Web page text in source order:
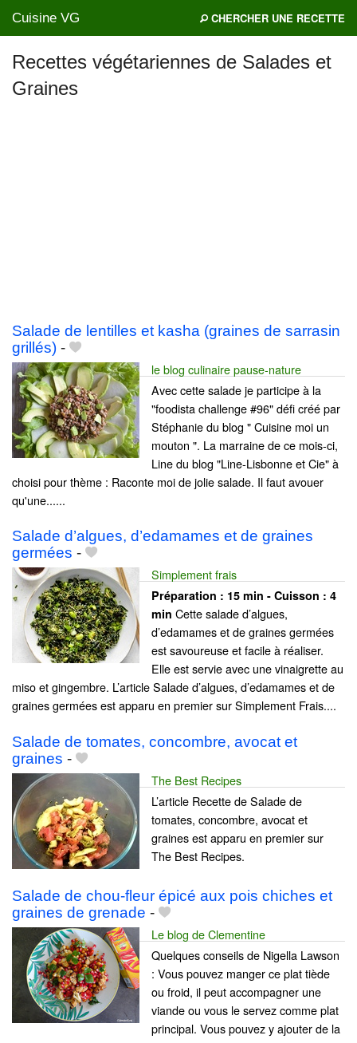
Cuisine VG CHERCHER UNE RECETTE
Recettes végétariennes de Salades et
Graines
Salade de lentilles et kasha (graines de sarrasin
grillés) -
le blog culinaire pause-nature
Avec cette salade je participe à la
"foodista challenge #96" défi créé par
Stéphanie du blog " Cuisine moi un
mouton ". La marraine de ce mois-ci,
Line du blog "Line-Lisbonne et Cie" à
choisi pour thème : Raconte moi de jolie salade. Il faut avouer
qu'une......
Salade d’algues, d’edamames et de graines
germées -
Simplement frais
Préparation : 15 min - Cuisson : 4
min Cette salade d’algues,
d’edamames et de graines germées
est savoureuse et facile à réaliser.
Elle est servie avec une vinaigrette au
miso et gingembre. L’article Salade d’algues, d’edamames et de
graines germées est apparu en premier sur Simplement Frais....
Salade de tomates, concombre, avocat et
graines -
The Best Recipes
L’article Recette de Salade de
tomates, concombre, avocat et
graines est apparu en premier sur
The Best Recipes.
Salade de chou-fleur épicé aux pois chiches et
graines de grenade -
Le blog de Clementine
Quelques conseils de Nigella Lawson
: Vous pouvez manger ce plat tiède
ou froid, il peut accompagner une
viande ou vous le servez comme plat
principal. Vous pouvez y ajouter de la